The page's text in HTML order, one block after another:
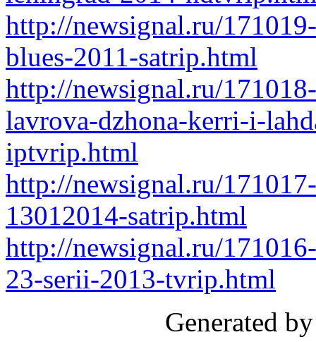
http://newsignal.ru/
blues-2011-satrip.html
http://newsignal.ru/
lavrova-dzhona-kerri-i-
iptvrip.html
http://newsignal.ru/
13012014-satrip.html
http://newsignal.ru/
23-serii-2013-tvrip.html
Generated